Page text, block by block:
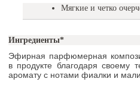
Мягкие и четко
Ингредиенты*
Эфирная парфюмерная
в продукте благодаря своему
аромату с нотами фиалки и